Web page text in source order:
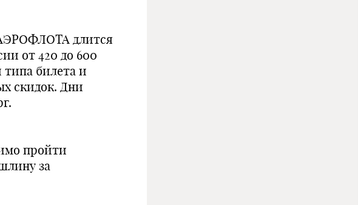
длится
от 420 до 600
типа билета и
скидок. Дни
пройти
за